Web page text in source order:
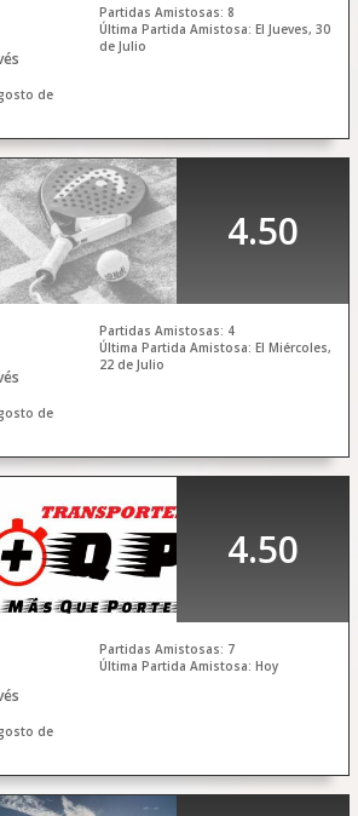
Gratisy Juega Ya
Acceso aMi Cuenta
de
Partidas Amistosas: 8
Última Partida Amistosa: El Jueves, 30
de Julio
4.50
de
Partidas Amistosas: 4
Última Partida Amistosa: El Miércoles,
22 de Julio
4.50
de
Partidas Amistosas: 7
Última Partida Amistosa: Hoy